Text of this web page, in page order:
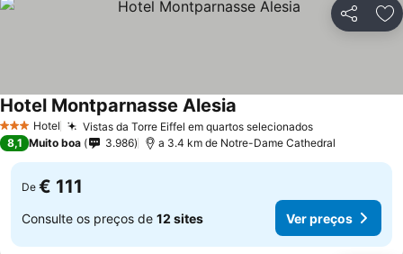
Partilhar
3 EstrelasHotel Vistas da Torre Eiffel em quartos selecionados
Hotel Montparnasse Alesia
8,1 Muito boa 3.986 a 3.4 km de Notre-Dame Cathedral
De € 111
Consulte os preços de 12 sites Ver preços